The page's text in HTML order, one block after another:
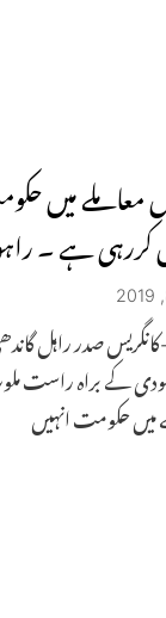
معاملے میں
ہے ۔
-کانگریس صدر راہل
کے براہ راست
میں حکومت انہیں